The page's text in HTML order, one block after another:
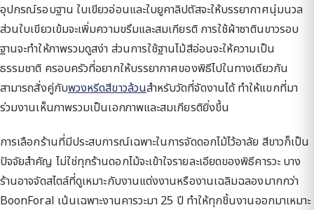
อุปกรณ์รอบฐาน ใบเขียวอ่อนและใบยูคาลิปตัสจะให้บรรยากาศนุ่มนวล
ส่วนใบเขียวเข้มจะเพิ่มความขรึมและสมเกียรติ การใช้ผ้าซาตินขาวรอบ
ฐานจะทำให้ภาพรวมดูสง่า ส่วนการใช้ฐานไม้สีอ่อนจะให้ความเป็น
ธรรมชาติ ครอบครัวที่อยากให้บรรยากาศของพิธีไปในทางเดียวกัน
สามารถสั่งคู่กับพวงหรีดสีขาวล้วนสำหรับวัดที่จัดงานได้ ทำให้แขกที่มา
ร่วมงานเห็นภาพรวมเป็นเอกภาพและสมเกียรติยิ่งขึ้น
การเลือกร้านที่มีประสบการณ์เฉพาะในการจัดดอกไม้ไว้อาลัย สีขาวก็เป็น
ปัจจัยสำคัญ ไม่ใช่ทุกร้านดอกไม้จะเข้าใจรายละเอียดของพิธีคารวะ บาง
ร้านอาจจัดสไตล์ที่ดูเหมาะกับงานแต่งงานหรืองานเฉลิมฉลองมากกว่า
BoonForal เน้นเฉพาะงานคารวะมา 25 ปี ทำให้ทุกชิ้นงานออกมาเหมาะ